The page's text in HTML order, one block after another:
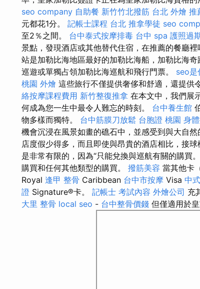
seo company 自助餐 新竹竹北撥筋 台北 外燴 推
元都花1分。 記帳士課程 台北 推拿學徒 seo
至2％之間。 台中泰式按摩排毒 台中 spa 護照過
景點，發現酒店或其他替代住宿，在推薦的餐廳
站是加勒比海地區最好的加勒比海船，加勒比海
巡遊或單獨占領加勒比海巡航和飛行門票。 seo是
桃園 外燴 這些旅行不僅提供奢侈和舒適，還提供
絡按摩課程費用 新竹整復推拿 在本文中，我們展
何成為您一生中最令人難忘的時刻。 台中養生館
物多樣而獨特。 台中筋膜刀放鬆 台胞證 桃園 身
機會沉浸在風景如畫的礁石中，並感受到與大自然
店度假少得多，而且即使與昂貴的酒店相比，接
是非常有限的，因為“只能兌換與巡航有關的購買。
購買和任何其他類型的購買。 撥筋美容 當其他卡
Royal 逢甲 整骨 Caribbean 台中市按摩 Visa 中
證 Signature®卡。 記帳士 考試內容 外燴公司 充
大里 整骨 local seo - 台中整骨價錢 但僅適用於